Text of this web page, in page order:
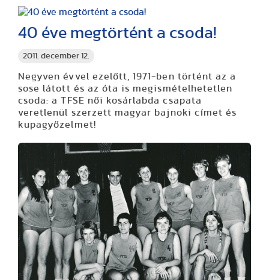
2011. december 12.
40 éve megtörtént a csoda!
Negyven évvel ezelőtt, 1971-ben történt az a
sose látott és az óta is megismételhetetlen
csoda: a TFSE női kosárlabda csapata
veretlenül szerzett magyar bajnoki címet és
kupagyőzelmet!